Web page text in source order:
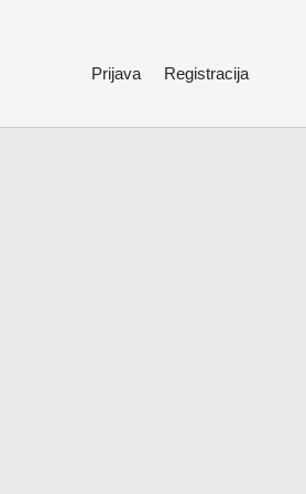
Prijava Registracija